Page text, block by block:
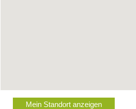
Mein Standort anzeigen